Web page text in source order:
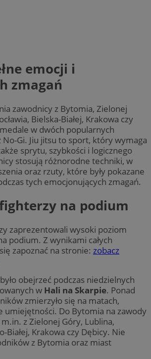
emocji i
zmagań
zawodnicy z Bytomia, Zielonej
Bielska-Białej, Krakowa czy
w dwóch popularnych
Gi. Jiu jitsu to sport, który wymaga
sprytu, szybkości i logicznego
stosują różnorodne techniki, w
oraz rzuty, które były pokazane
tych emocjonujących zmagań.
na podium
zaprezentowali wysoki poziom
podium. Z wynikami całych
zapoznać na stronie: zobacz
obejrzeć podczas niedzielnych
w Hali na Skarpie. Ponad
zmierzyło się na matach,
umiejętności. Do Bytomia na zawody
z Zielonej Góry, Lublina,
Białej, Krakowa czy Dębicy. Nie
z Bytomia oraz miast